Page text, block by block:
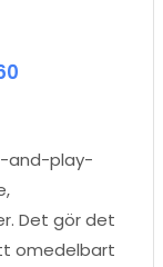
and-play-
Det gör det
omedelbart